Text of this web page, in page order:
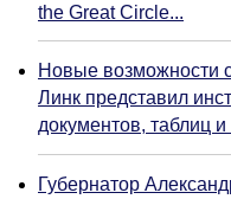
the Great Circle...
Новые возможности
Линк представил
документов, таблиц
Губернатор